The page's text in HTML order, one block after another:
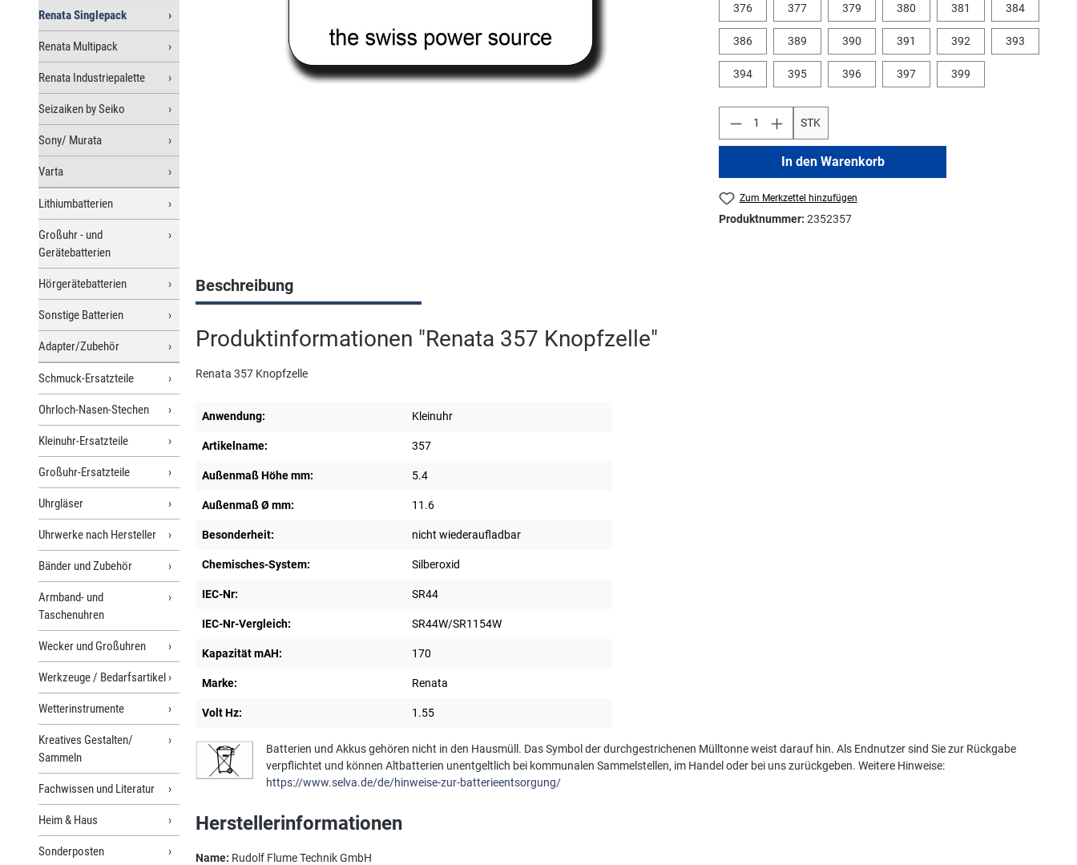
Renata Singlepack
Renata Multipack
Renata Industriepalette
Seizaiken by Seiko
Sony/ Murata
Varta
Lithiumbatterien
Großuhr - und
Gerätebatterien
Hörgerätebatterien
Sonstige Batterien
Adapter/Zubehör
Schmuck-Ersatzteile
Ohrloch-Nasen-Stechen
Kleinuhr-Ersatzteile
Großuhr-Ersatzteile
Uhrgläser
Uhrwerke nach Hersteller
Bänder und Zubehör
Armband- und
Taschenuhren
Wecker und Großuhren
Werkzeuge / Bedarfsartikel
Wetterinstrumente
Kreatives Gestalten/
Sammeln
Fachwissen und Literatur
Heim & Haus
Sonderposten
376 377 379 380 381 384
386 389 390 391 392 393
394 395 396 397 399
STK
In den Warenkorb
Zum Merkzettel hinzufügen
Produktnummer:2352357
Beschreibung
Produktinformationen "Renata 357 Knopfzelle"
Renata 357 Knopfzelle
Anwendung: Kleinuhr
Artikelname: 357
Außenmaß Höhe mm: 5.4
Außenmaß Ø mm: 11.6
Besonderheit: nicht wiederaufladbar
Chemisches-System: Silberoxid
IEC-Nr: SR44
IEC-Nr-Vergleich: SR44W/SR1154W
Kapazität mAH: 170
Marke: Renata
Volt Hz: 1.55
Batterien und Akkus gehören nicht in den Hausmüll. Das Symbol der durchgestrichenen Mülltonne weist darauf hin. Als Endnutzer sind Sie zur Rückgabe
verpflichtet und können Altbatterien unentgeltlich bei kommunalen Sammelstellen, im Handel oder bei uns zurückgeben. Weitere Hinweise:
https://www.selva.de/de/hinweise-zur-batterieentsorgung/
Herstellerinformationen
Name: Rudolf Flume Technik GmbH